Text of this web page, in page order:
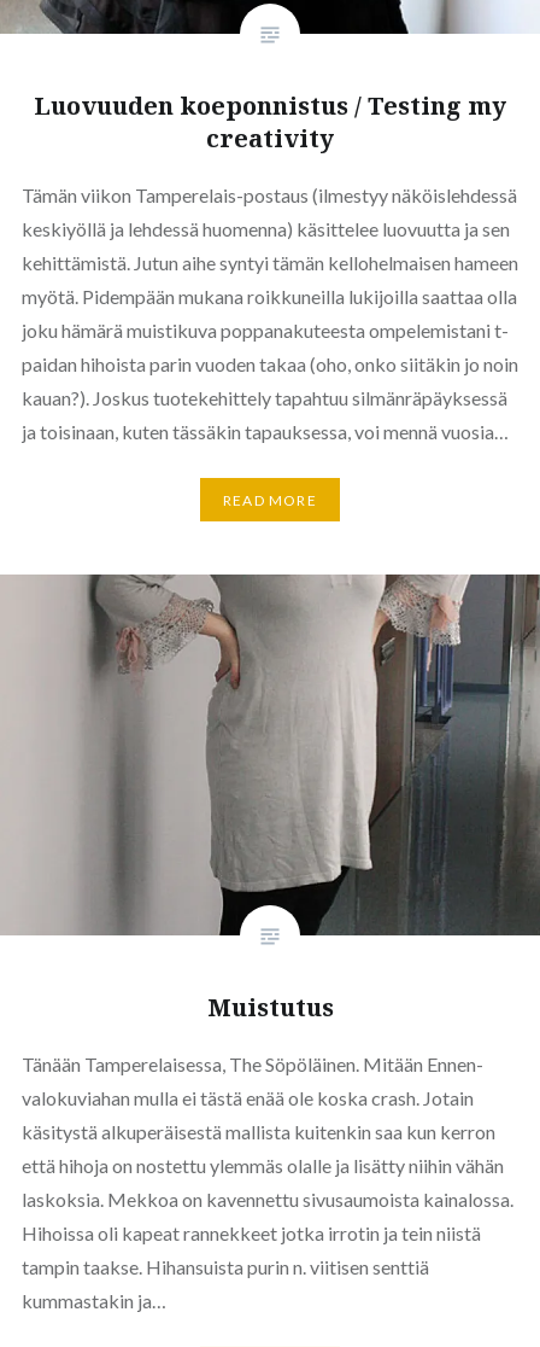
Luovuuden koeponnistus / Testing my
creativity
Tämän viikon Tamperelais-postaus (ilmestyy näköislehdessä
keskiyöllä ja lehdessä huomenna) käsittelee luovuutta ja sen
kehittämistä. Jutun aihe syntyi tämän kellohelmaisen hameen
myötä. Pidempään mukana roikkuneilla lukijoilla saattaa olla
joku hämärä muistikuva poppanakuteesta ompelemistani t-
paidan hihoista parin vuoden takaa (oho, onko siitäkin jo noin
kauan?). Joskus tuotekehittely tapahtuu silmänräpäyksessä
ja toisinaan, kuten tässäkin tapauksessa, voi mennä vuosia…
READ MORE
Muistutus
Tänään Tamperelaisessa, The Söpöläinen. Mitään Ennen-
valokuviahan mulla ei tästä enää ole koska crash. Jotain
käsitystä alkuperäisestä mallista kuitenkin saa kun kerron
että hihoja on nostettu ylemmäs olalle ja lisätty niihin vähän
laskoksia. Mekkoa on kavennettu sivusaumoista kainalossa.
Hihoissa oli kapeat rannekkeet jotka irrotin ja tein niistä
tampin taakse. Hihansuista purin n. viitisen senttiä
kummastakin ja…